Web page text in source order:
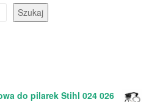
Szukaj
do pilarek Stihl 024 026